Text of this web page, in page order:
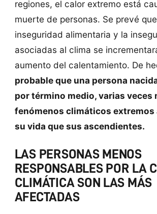
regiones, el calor extremo está
muerte de personas. Se prevé
inseguridad alimentaria y la
asociadas al clima se
aumento del calentamiento. De
probable que una persona
por término medio, varias veces
fenómenos climáticos extremos
su vida que sus ascendientes.
LAS PERSONAS MENOS
RESPONSABLES POR LA
CLIMÁTICA SON LAS MÁS
AFECTADAS